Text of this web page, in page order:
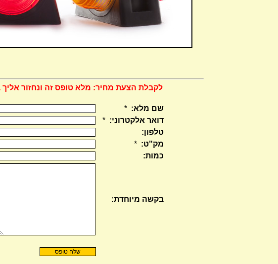
לקבלת הצעת מחיר: מלא טופס זה ונחזור